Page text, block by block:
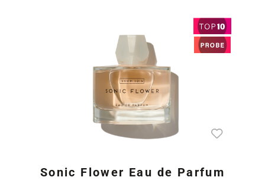
Sonic Flower Eau de Parfum